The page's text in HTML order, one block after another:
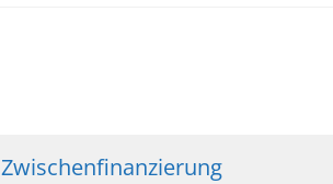
Zwischenfinanzierung